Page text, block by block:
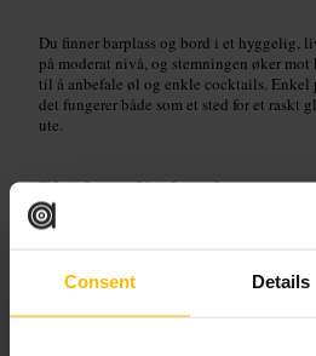
Consent Details
Du finner barplass og bord i et
på moderat nivå, og stemningen øker
til å anbefale øl og enkle cocktails. Enkel
det fungerer både som et sted for et raskt
ute.
Planlegg ditt besøk
hvis du vil slå av en prat med
usikker på hva du vil ha. Kle deg
besøket med en spasertur i nabolaget